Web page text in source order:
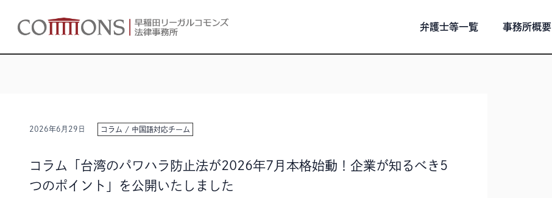
弁護士等一覧 事務所概要
2026年6月29日 コラム / 中国語対応チーム
コラム「台湾のパワハラ防止法が2026年7月本格始動！企業が知るべき5
つのポイント」を公開いたしました